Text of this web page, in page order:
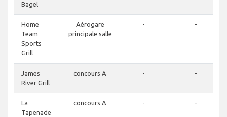
Bagel
Home
Team
Sports
Grill
Aérogare
principale salle
- -
James
River Grill
concours A - -
La
Tapenade
concours A - -